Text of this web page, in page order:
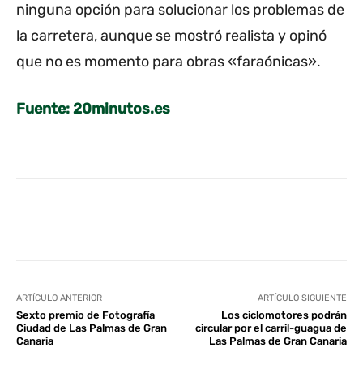
ninguna opción para solucionar los problemas de
la carretera, aunque se mostró realista y opinó
que no es momento para obras «faraónicas».
Fuente: 20minutos.es
ARTÍCULO ANTERIOR
Sexto premio de Fotografía
Ciudad de Las Palmas de Gran
Canaria
ARTÍCULO SIGUIENTE
Los ciclomotores podrán
circular por el carril-guagua de
Las Palmas de Gran Canaria